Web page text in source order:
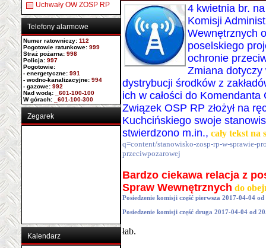
Uchwały OW ZOSP RP
Telefony alarmowe
Numer ratowniczy: 112
Pogotowie ratunkowe: 999
Straż pożarna: 998
Policja: 997
Pogotowie:
- energetyczne: 991
- wodno-kanalizacyjne: 994
- gazowe: 992
Nad wodą: _601-100-100
W górach: _601-100-300
Zegarek
Kalendarz
4 kwietnia br.
Komisji
Wewnętrznych
poselskiego
ochronie
Zmiana
dystrybucji środków z
ich w całości do Komendanta
Związek OSP RP złożył na
Kuchcińskiego swoje
stwierdzono m.in., cały tekst
q=content/stanowisko-zosp-rp-w-sprawie-
przeciwpozarowej
Bardzo ciekawa relacja z
Spraw Wewnętrznych do
Posiedzenie komisji część pierwsza 2017-04-04
Posiedzenie komisji część druga 2017-04-04 od
łab.